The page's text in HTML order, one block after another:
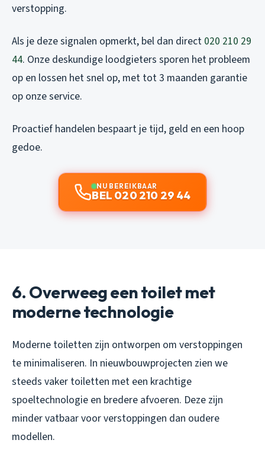
verstopping.
Als je deze signalen opmerkt, bel dan direct 020 210 29
44. Onze deskundige loodgieters sporen het probleem
op en lossen het snel op, met tot 3 maanden garantie
op onze service.
Proactief handelen bespaart je tijd, geld en een hoop
gedoe.
NU BEREIKBAAR
BEL 020 210 29 44
6. Overweeg een toilet met
moderne technologie
Moderne toiletten zijn ontworpen om verstoppingen
te minimaliseren. In nieuwbouwprojecten zien we
steeds vaker toiletten met een krachtige
spoeltechnologie en bredere afvoeren. Deze zijn
minder vatbaar voor verstoppingen dan oudere
modellen.